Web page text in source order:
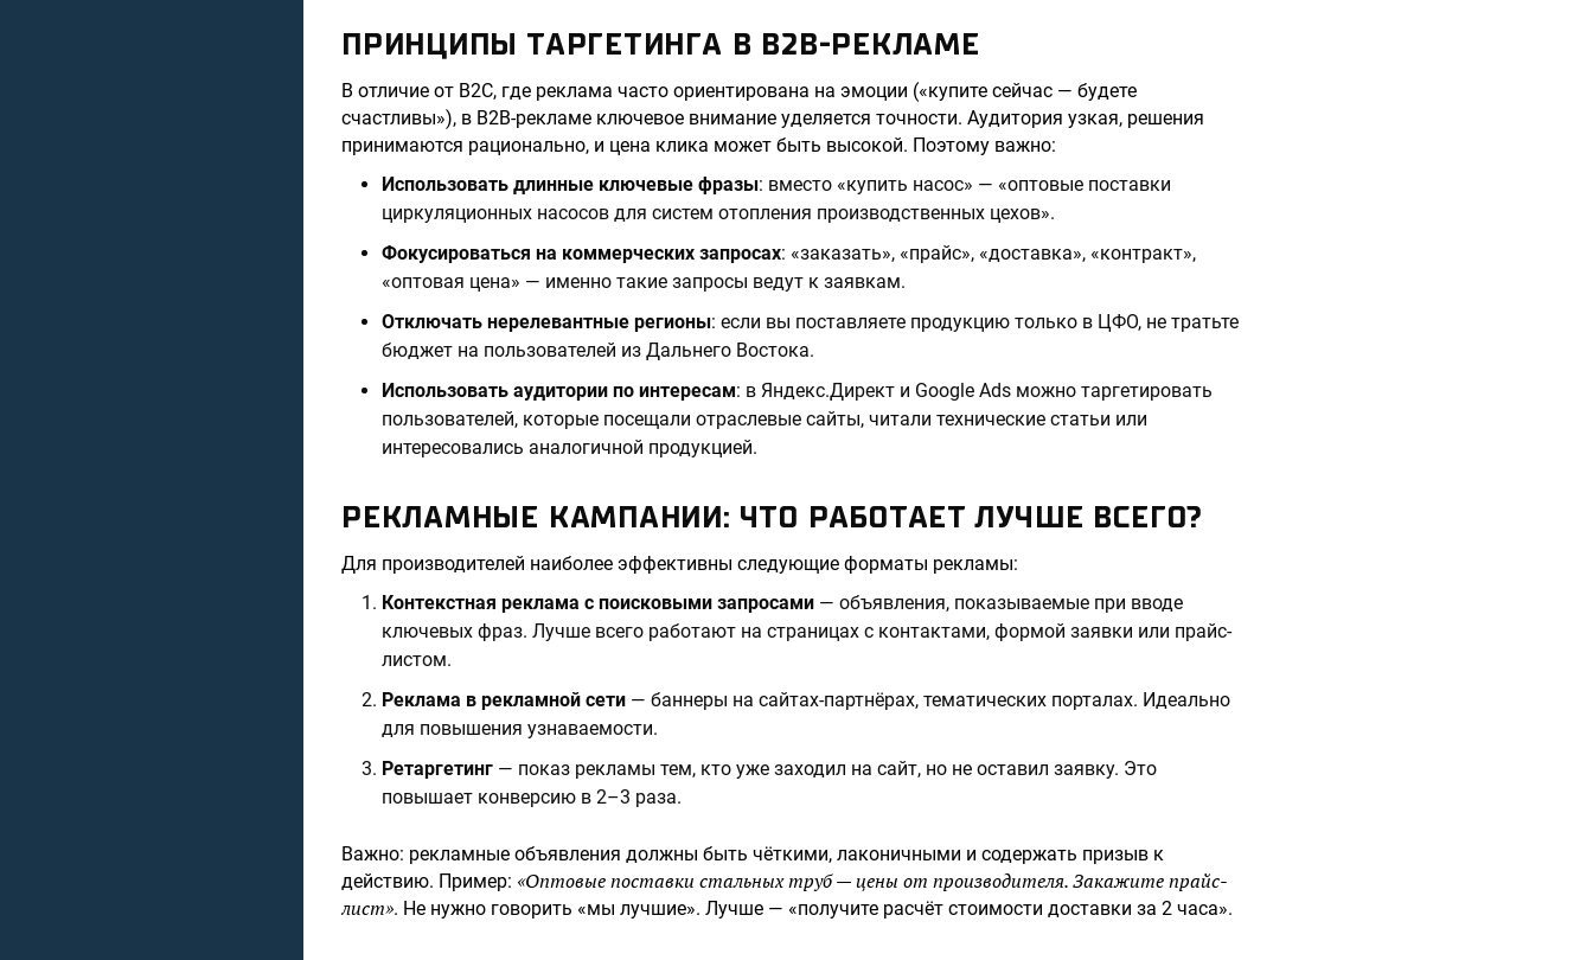
ПРИНЦИПЫ ТАРГЕТИНГА В B2B-РЕКЛАМЕ
В отличие от B2C, где реклама часто ориентирована на эмоции («купите сейчас — будете
счастливы»), в B2B-рекламе ключевое внимание уделяется точности. Аудитория узкая, решения
принимаются рационально, и цена клика может быть высокой. Поэтому важно:
Использовать длинные ключевые фразы: вместо «купить насос» — «оптовые поставки
циркуляционных насосов для систем отопления производственных цехов».
Фокусироваться на коммерческих запросах: «заказать», «прайс», «доставка», «контракт»,
«оптовая цена» — именно такие запросы ведут к заявкам.
Отключать нерелевантные регионы: если вы поставляете продукцию только в ЦФО, не тратьте
бюджет на пользователей из Дальнего Востока.
Использовать аудитории по интересам: в Яндекс.Директ и Google Ads можно таргетировать
пользователей, которые посещали отраслевые сайты, читали технические статьи или
интересовались аналогичной продукцией.
РЕКЛАМНЫЕ КАМПАНИИ: ЧТО РАБОТАЕТ ЛУЧШЕ ВСЕГО?
Для производителей наиболее эффективны следующие форматы рекламы:
Контекстная реклама с поисковыми запросами — объявления, показываемые при вводе
ключевых фраз. Лучше всего работают на страницах с контактами, формой заявки или прайс-
листом.
Реклама в рекламной сети — баннеры на сайтах-партнёрах, тематических порталах. Идеально
для повышения узнаваемости.
Ретаргетинг — показ рекламы тем, кто уже заходил на сайт, но не оставил заявку. Это
повышает конверсию в 2–3 раза.
Важно: рекламные объявления должны быть чёткими, лаконичными и содержать призыв к
действию. Пример: «Оптовые поставки стальных труб — цены от производителя. Закажите прайс-
лист». Не нужно говорить «мы лучшие». Лучше — «получите расчёт стоимости доставки за 2 часа».